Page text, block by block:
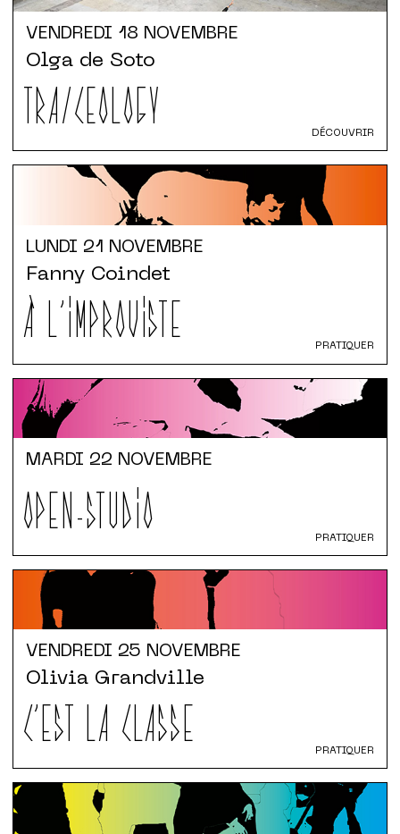
VENDREDI 18 NOVEMBRE
TRA/CEOLOGY
Olga de Soto
DÉCOUVRIR
LUNDI 21 NOVEMBRE
À L'IMPROVISTE
Fanny Coindet
PRATIQUER
MARDI 22 NOVEMBRE
OPEN-STUDIO PRATIQUER
VENDREDI 25 NOVEMBRE
C'EST LA CLASSE
Olivia Grandville
PRATIQUER